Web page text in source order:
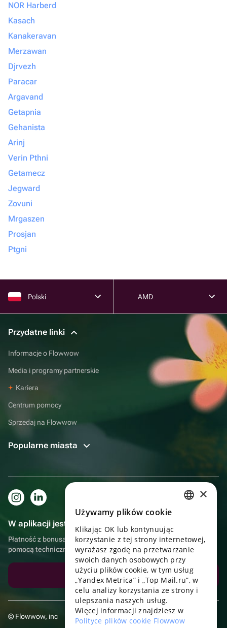
NOR Harberd
Kasach
Kanakeravan
Merzawan
Djrvezh
Paracar
Argavand
Getapnia
Gehanista
Arinj
Verin Pthni
Getamecz
Jegward
Zovuni
Mrgaszen
Prosjan
Ptgni
Polski AMD
Przydatne linki
Informacje o Flowwow
Media i programy partnerskie
Kariera
Centrum pomocy
Sprzedaj na Flowwow
Popularne miasta
W aplikacji jest to jeszcze wygodniejsze!
Płatność z bonusami, samodzielna dostawa, wygodny czat z
pomocą techniczną
Pobierz aplikację
© Flowwow, inc
UKRAINIAN
PORTUGUESE
SPANISH
×
Używamy plików cookie
Klikając OK lub kontynuując
korzystanie z tej strony internetowej,
wyrażasz zgodę na przetwarzanie
swoich danych osobowych przy
użyciu plików cookie, w tym usług
„Yandex Metrica” i „Top Mail.ru”, w
celu analizy korzystania ze strony i
ulepszania naszych usług.
Więcej informacji znajdziesz w
Polityce plików cookie Flowwow